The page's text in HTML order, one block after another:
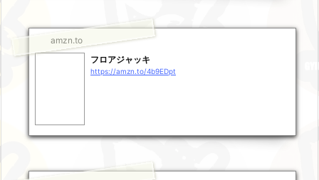
amzn.to
フロアジャッキ
https://amzn.to/4b9EDpt